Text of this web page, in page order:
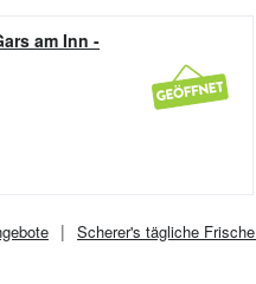
am Inn -
Scherer's tägliche Frische